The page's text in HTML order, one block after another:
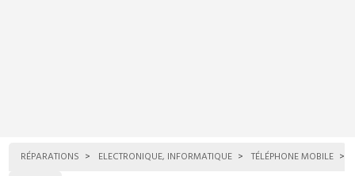
RÉPARATIONS ELECTRONIQUE, INFORMATIQUE
TÉLÉPHONE MOBILE